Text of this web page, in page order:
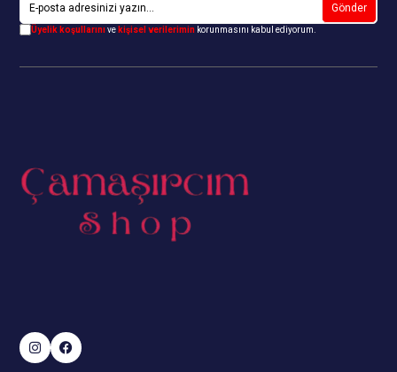
Gönder
Üyelik koşullarınıve kişisel verilerimin korunmasını kabul ediyorum.